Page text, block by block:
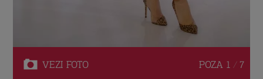
VEZI FOTO POZA 1 / 7